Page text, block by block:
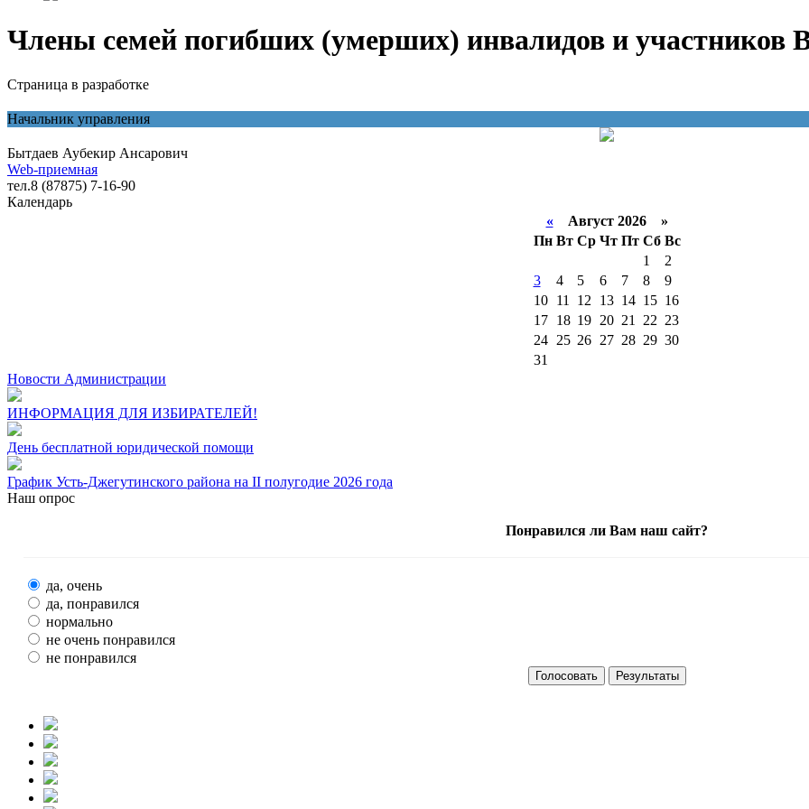
Члены семей погибших (умерших) инвалидов и участников
Страница в разработке
Начальник управления
Бытдаев Аубекир Ансарович
Web-приемная
тел.8 (87875) 7-16-90
Календарь
«Август 2026 »
Пн Вт Ср Чт Пт Сб Вс
1
2
3
4 5 6 7 8
9
10
11 12 13 14 15 16
17
18 19 20 21 22 23
24
25 26 27 28 29 30
31
Новости Администрации
ИНФОРМАЦИЯ ДЛЯ ИЗБИРАТЕЛЕЙ!
День бесплатной юридической помощи
График Усть-Джегутинского района на II полугодие 2026 года
Наш опрос
Понравился ли Вам наш сайт?
да, очень
да, понравился
нормально
не очень понравился
не понравился